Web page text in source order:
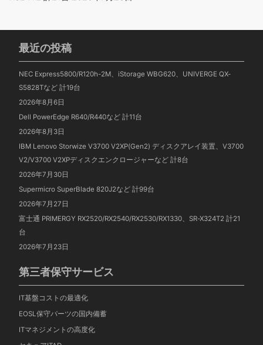
最近の投稿
NEC Express5800/R120h-2M、iStorage WBG620、UNIVERGE QX-
S5828Tなど 計19台
2026年8月6日
Dell PowerEdge R640/R440など 計11台
2026年8月3日
IBM Lenovo Storwize V3700 V2XP(Gen2) ディスクアレイ装置、V3700
V2/V3700 V2XPディスクエンクロージャーなど 計8台
2026年7月30日
Supermicro SuperBlade 820J2など 計99台
2026年7月27日
富士通 PRIMERGY RX2520/RX2540/RX2530/RX1330、SR-X324T2 計21
台
2026年7月23日
第三者保守サービス
IT基盤コストの最適化
EOSL保守パーツの国内備蓄
ITマネジメントの高度化